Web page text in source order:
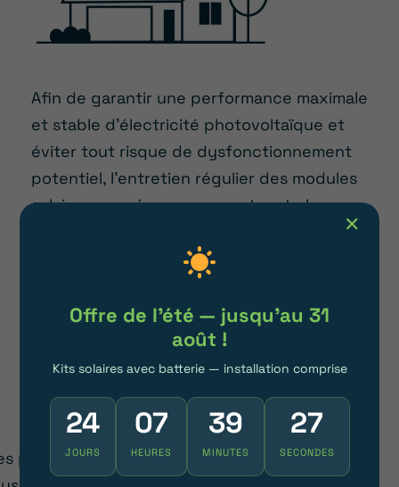
Afin de garantir une performance maximale
et stable d’électricité photovoltaïque et
éviter tout risque de dysfonctionnement
potentiel, l’entretien régulier des modules
solaires assuré par un expert reste la
PRÉSERVER LA DURÉE DE VIE DU
SYSTÈME
panneaux solaires ont une durée de vie de
✕
Offre de l'été — jusqu'au 31
août !
Kits solaires avec batterie — installation comprise
24
JOURS
07
HEURES
39
MINUTES
22
SECONDES